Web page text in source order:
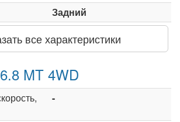
Задний
все характеристики
MT 4WD
-